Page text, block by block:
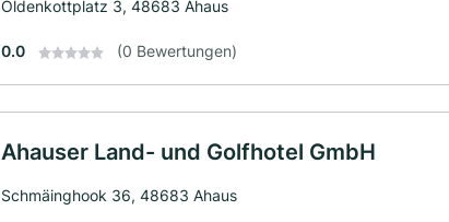
Oldenkottplatz 3, 48683 Ahaus
0.0 (0 Bewertungen)
Ahauser Land- und Golfhotel GmbH
Schmäinghook 36, 48683 Ahaus